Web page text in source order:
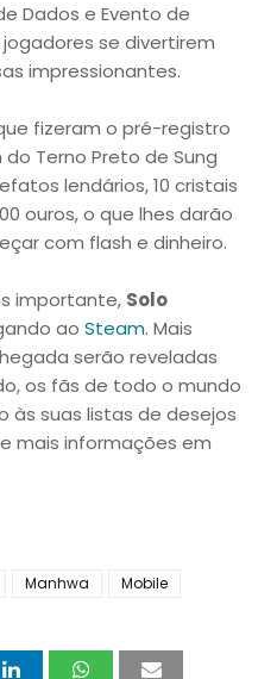
Dados e Evento de
se divertirem
impressionantes.
fizeram o pré-registro
Terno Preto de Sung
lendários, 10 cristais
ouros, o que lhes darão
com flash e dinheiro.
importante, Solo
ao Steam. Mais
serão reveladas
os fãs de todo o mundo
às suas listas de desejos
mais informações em
Manhwa
Mobile